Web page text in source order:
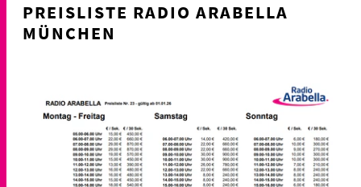
PREISLISTE RADIO ARABELLA
MÜNCHEN